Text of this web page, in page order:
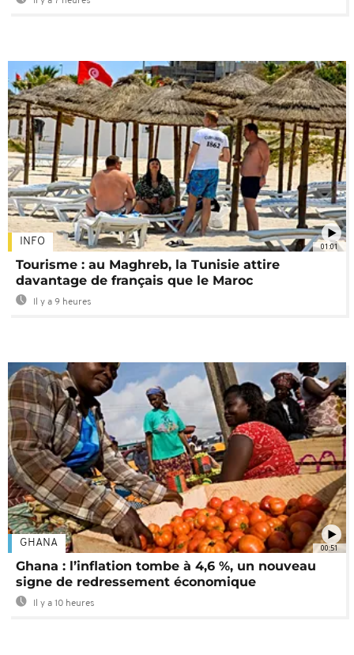
01:01
INFO
Tourisme : au Maghreb, la Tunisie attire
davantage de français que le Maroc
Il y a 9 heures
00:51
GHANA
Ghana : l’inflation tombe à 4,6 %, un nouveau
signe de redressement économique
Il y a 10 heures